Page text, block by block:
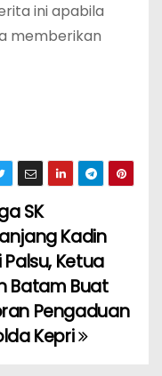
ini apabila
memberikan
SK
Kadin
Palsu, Ketua
Batam Buat
Pengaduan
Kepri